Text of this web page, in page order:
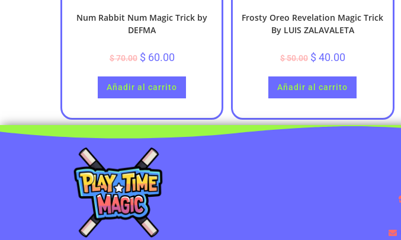
Num Rabbit Num Magic Trick by
DEFMA
$70.00 $ 60.00
Añadir al carrito
Frosty Oreo Revelation Magic Trick
By LUIS ZALAVALETA
$50.00 $ 40.00
Añadir al carrito